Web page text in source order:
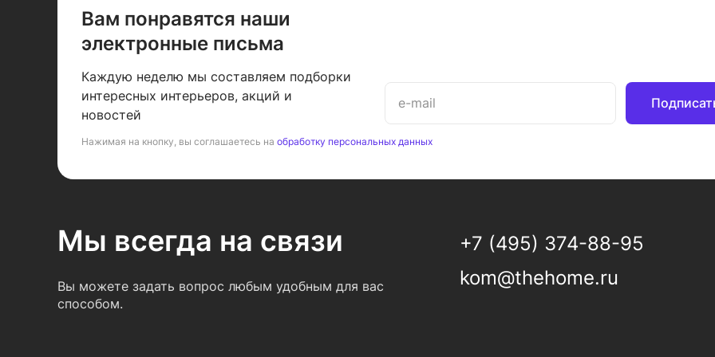
Вам понравятся наши
электронные письма
Каждую неделю мы составляем подборки
интересных интерьеров, акций и
новостей
Нажимая на кнопку, вы соглашаетесь на обработку персональных данных
Мы всегда на связи
Вы можете задать вопрос любым удобным для вас
способом.
+7 (495) 374-88-95
kom@thehome.ru